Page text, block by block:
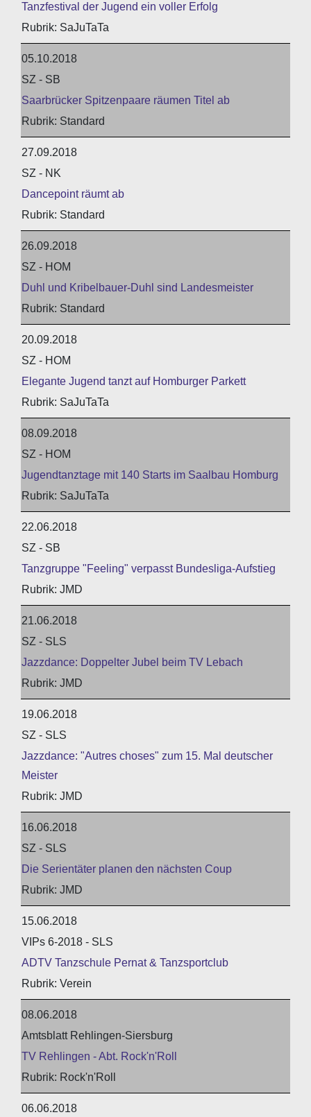
Tanzfestival der Jugend ein voller Erfolg
SaJuTaTa
05.10.2018
SZ - SB
Saarbrücker Spitzenpaare räumen Titel ab
Standard
27.09.2018
SZ - NK
Dancepoint räumt ab
Standard
26.09.2018
SZ - HOM
Duhl und Kribelbauer-Duhl sind Landesmeister
Standard
20.09.2018
SZ - HOM
Elegante Jugend tanzt auf Homburger Parkett
SaJuTaTa
08.09.2018
SZ - HOM
Jugendtanztage mit 140 Starts im Saalbau Homburg
SaJuTaTa
22.06.2018
SZ - SB
Tanzgruppe "Feeling" verpasst Bundesliga-Aufstieg
JMD
21.06.2018
SZ - SLS
Jazzdance: Doppelter Jubel beim TV Lebach
JMD
19.06.2018
SZ - SLS
Jazzdance: "Autres choses" zum 15. Mal deutscher
Meister
JMD
16.06.2018
SZ - SLS
Die Serientäter planen den nächsten Coup
JMD
15.06.2018
VIPs 6-2018 - SLS
ADTV Tanzschule Pernat & Tanzsportclub
Verein
08.06.2018
Amtsblatt Rehlingen-Siersburg
TV Rehlingen - Abt. Rock'n'Roll
Rock'n'Roll
06.06.2018